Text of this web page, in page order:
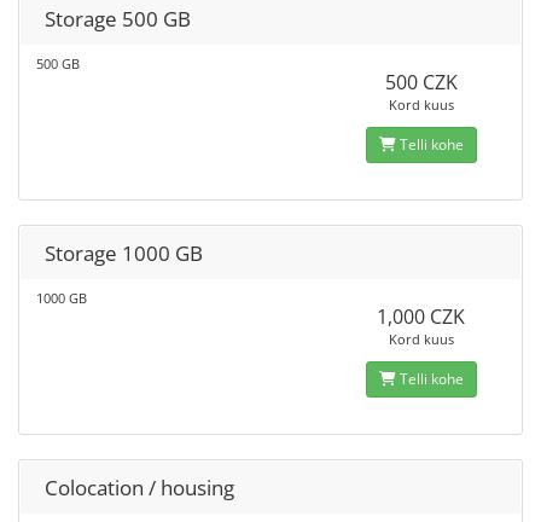
Storage 500 GB
500 GB
500 CZK
Kord kuus
Telli kohe
Storage 1000 GB
1000 GB
1,000 CZK
Kord kuus
Telli kohe
Colocation / housing